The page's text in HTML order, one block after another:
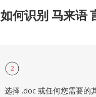
如何识别 马来语
2
选择 .doc 或任何您需要的